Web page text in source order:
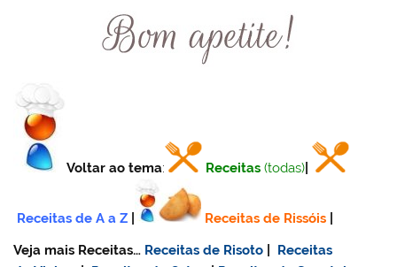
Voltar ao tema: Receitas (todas)
Receitas de A a Z Receitas de Rissóis
Veja mais Receitas… Receitas de Risoto
Receitas